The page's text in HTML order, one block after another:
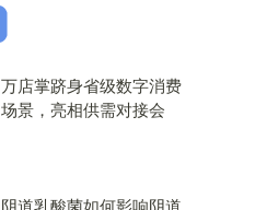
万店掌跻身省级数字消费
场景，亮相供需对接会
​阴道乳酸菌如何影响阴道